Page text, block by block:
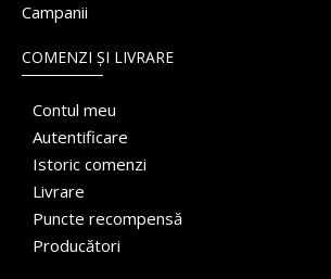
Campanii
COMENZI ȘI LIVRARE
Contul meu
Autentificare
Istoric comenzi
Livrare
Puncte recompensă
Producători